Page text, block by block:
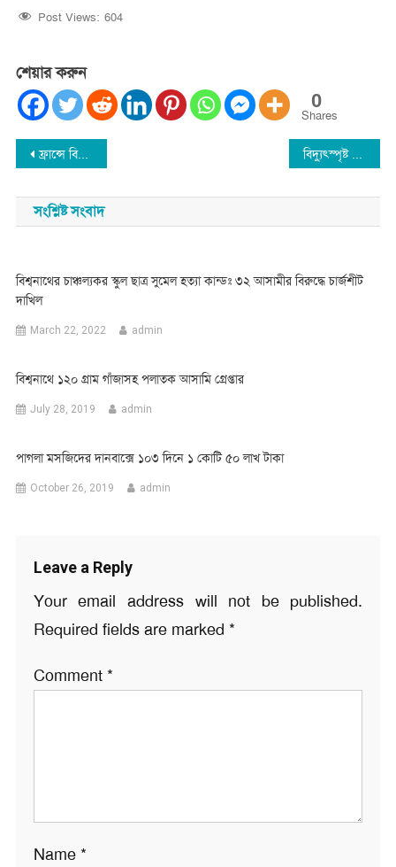
Post Views: 604
শেয়ার করুন
0
Shares
Post
navigation
ফ্রান্সে বিশ্বনবী সা. নিয়ে কটুক্তি : প্রতিবাদে উত্তাল বিশ্বনাথ বিদ্যুৎস্পৃষ্ট হয়ে বিশ্বনাথের যুবক কাতারে নিহত
সংশ্লিষ্ট সংবাদ
বিশ্বনাথের চাঞ্চল্যকর স্কুল ছাত্র সুমেল হত্যা কান্ডঃ ৩২ আসামীর বিরুদ্ধে চার্জশীট
দাখিল
March 22, 2022 admin
বিশ্বনাথে ১২০ গ্রাম গাঁজাসহ পলাতক আসামি গ্রেপ্তার
July 28, 2019 admin
পাগলা মসজিদের দানবাক্সে ১০৩ দিনে ১ কোটি ৫০ লাখ টাকা
October 26, 2019 admin
Leave a Reply
Your email address will not be published.
Required fields are marked *
Comment *
Name *